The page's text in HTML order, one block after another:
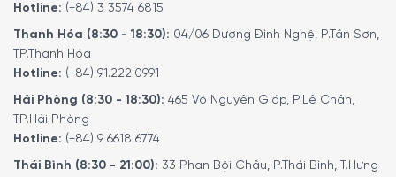
Hotline: (+84) 3 3574 6815
Thanh Hóa (8:30 - 18:30): 04/06 Dương Đình Nghệ, P.Tân Sơn,
TP.Thanh Hóa
Hotline: (+84) 91.222.0991
Hải Phòng (8:30 - 18:30): 465 Võ Nguyên Giáp, P.Lê Chân,
TP.Hải Phòng
Hotline: (+84) 9 6618 6774
Thái Bình (8:30 - 21:00): 33 Phan Bội Châu, P.Thái Bình, T.Hưng